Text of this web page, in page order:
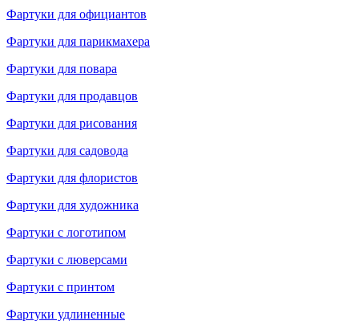
Фартуки для официантов
Фартуки для парикмахера
Фартуки для повара
Фартуки для продавцов
Фартуки для рисования
Фартуки для садовода
Фартуки для флористов
Фартуки для художника
Фартуки с логотипом
Фартуки с люверсами
Фартуки с принтом
Фартуки удлиненные